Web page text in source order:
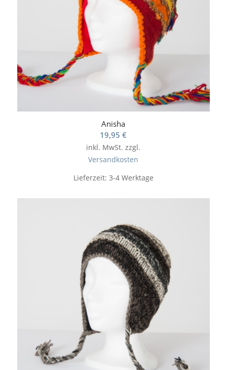
Anisha
19,95€
inkl. MwSt. zzgl.
Versandkosten
Lieferzeit: 3-4 Werktage